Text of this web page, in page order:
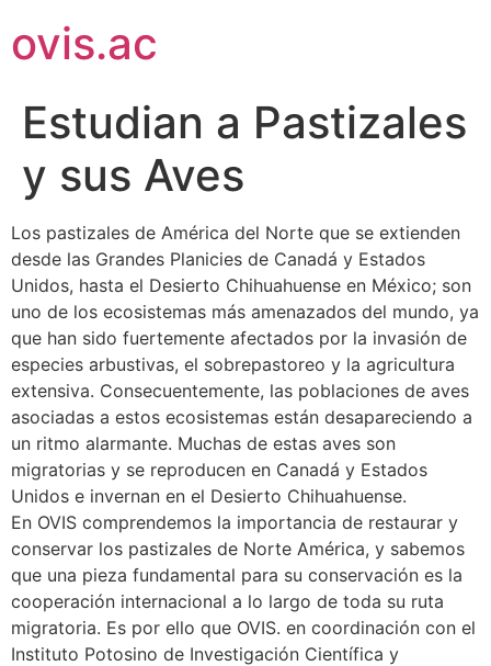
ovis.ac
Estudian a Pastizales
y sus Aves
Los pastizales de América del Norte que se extienden
desde las Grandes Planicies de Canadá y Estados
Unidos, hasta el Desierto Chihuahuense en México; son
uno de los ecosistemas más amenazados del mundo, ya
que han sido fuertemente afectados por la invasión de
especies arbustivas, el sobrepastoreo y la agricultura
extensiva. Consecuentemente, las poblaciones de aves
asociadas a estos ecosistemas están desapareciendo a
un ritmo alarmante. Muchas de estas aves son
migratorias y se reproducen en Canadá y Estados
Unidos e invernan en el Desierto Chihuahuense.
En OVIS comprendemos la importancia de restaurar y
conservar los pastizales de Norte América, y sabemos
que una pieza fundamental para su conservación es la
cooperación internacional a lo largo de toda su ruta
migratoria. Es por ello que OVIS. en coordinación con el
Instituto Potosino de Investigación Científica y